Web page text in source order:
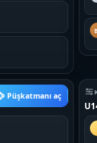
Püşkatmanı aç